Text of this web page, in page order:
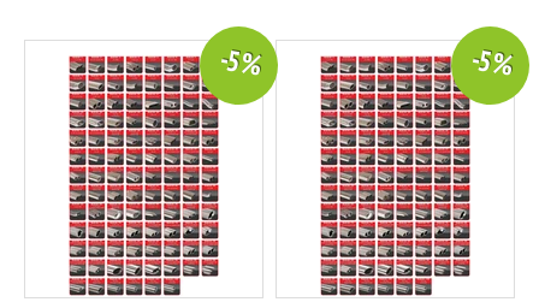
-5 % -5 %